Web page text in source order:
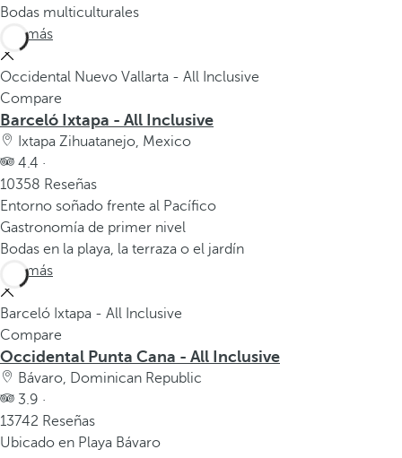
Bodas multiculturales
Ver más
Occidental Nuevo Vallarta - All Inclusive
Compare
Barceló Ixtapa - All Inclusive
Ixtapa Zihuatanejo, Mexico
4.4 ·
10358 Reseñas
Entorno soñado frente al Pacífico
Gastronomía de primer nivel
Bodas en la playa, la terraza o el jardín
Ver más
Barceló Ixtapa - All Inclusive
Compare
Occidental Punta Cana - All Inclusive
Bávaro, Dominican Republic
3.9 ·
13742 Reseñas
Ubicado en Playa Bávaro